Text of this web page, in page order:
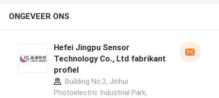
ONGEVEER ONS
Hefei Jingpu Sensor
Technology Co., Ltd fabrikant
profiel
Building No.2, Jinhui
Photoelectric Industrial Park,